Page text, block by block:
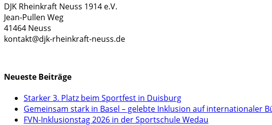
DJK Rheinkraft Neuss 1914 e.V.
Jean-Pullen Weg
41464 Neuss
kontakt@djk-rheinkraft-neuss.de
Neueste Beiträge
Starker 3. Platz beim Sportfest in Duisburg
Gemeinsam stark in Basel – gelebte Inklusion auf internationaler
FVN-Inklusionstag 2026 in der Sportschule Wedau